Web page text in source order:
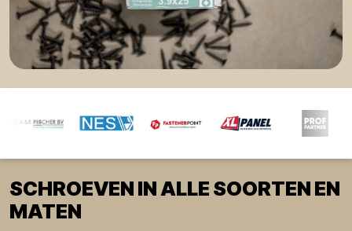
SCHROEVEN IN ALLE SOORTEN EN
MATEN